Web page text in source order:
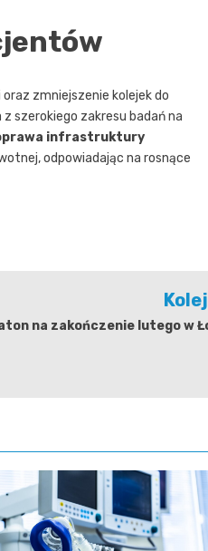
zmniejszenie kolejek do
szerokiego zakresu badań na
infrastruktury
odpowiadając na rosnące
na zakończenie lutego w